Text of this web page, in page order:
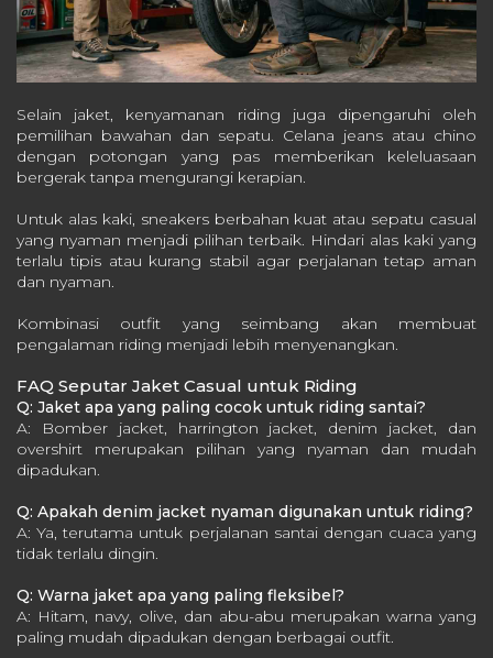
Selain jaket, kenyamanan riding juga dipengaruhi oleh
pemilihan bawahan dan sepatu. Celana jeans atau chino
dengan potongan yang pas memberikan keleluasaan
bergerak tanpa mengurangi kerapian.
Untuk alas kaki, sneakers berbahan kuat atau sepatu casual
yang nyaman menjadi pilihan terbaik. Hindari alas kaki yang
terlalu tipis atau kurang stabil agar perjalanan tetap aman
dan nyaman.
Kombinasi outfit yang seimbang akan membuat
pengalaman riding menjadi lebih menyenangkan.
FAQ Seputar Jaket Casual untuk Riding
Q: Jaket apa yang paling cocok untuk riding santai?
A: Bomber jacket, harrington jacket, denim jacket, dan
overshirt merupakan pilihan yang nyaman dan mudah
dipadukan.
Q: Apakah denim jacket nyaman digunakan untuk riding?
A: Ya, terutama untuk perjalanan santai dengan cuaca yang
tidak terlalu dingin.
Q: Warna jaket apa yang paling fleksibel?
A: Hitam, navy, olive, dan abu-abu merupakan warna yang
paling mudah dipadukan dengan berbagai outfit.